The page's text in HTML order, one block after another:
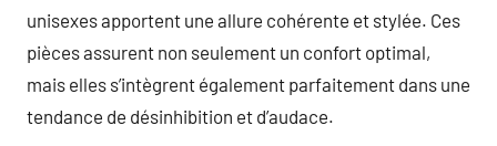
unisexes apportent une allure cohérente et stylée. Ces
pièces assurent non seulement un confort optimal,
mais elles s’intègrent également parfaitement dans une
tendance de désinhibition et d’audace.